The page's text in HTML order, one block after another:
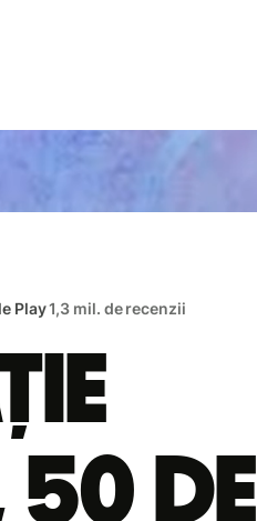
Play1,3 mil. de recenzii
de